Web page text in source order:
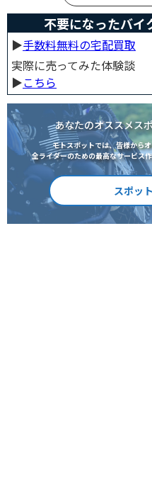
不要になったバイ
▶︎手数料無料の宅配買取
実際に売ってみた体験談
▶︎こちら
あなたのオススメス
モトスポットでは、皆様から
全ライダーのための最高なサービス
スポッ